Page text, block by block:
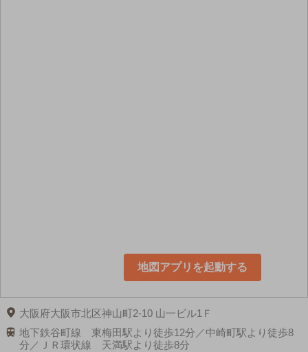
地図アプリを起動する
大阪府大阪市北区神山町2-10 山一ビル1Ｆ
地下鉄谷町線 東梅田駅より徒歩12分／中崎町駅より徒歩8
分／ＪＲ環状線 天満駅より徒歩8分